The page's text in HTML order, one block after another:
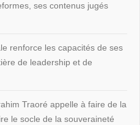
ses contenus jugés
renforce les capacités de ses
de leadership et de
Traoré appelle à faire de la
le socle de la souveraineté